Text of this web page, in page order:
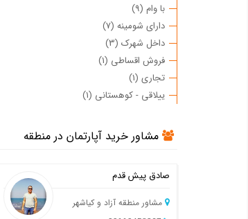
با وام (9)
دارای شومینه (7)
داخل شهرک (3)
فروش اقساطی (1)
تجاری (1)
ییلاقی - کوهستانی (1)
مشاور خرید آپارتمان در منطقه
صادق پیش قدم
مشاور منطقه آزاد و کیاشهر